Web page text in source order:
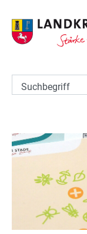
Suchbegriff